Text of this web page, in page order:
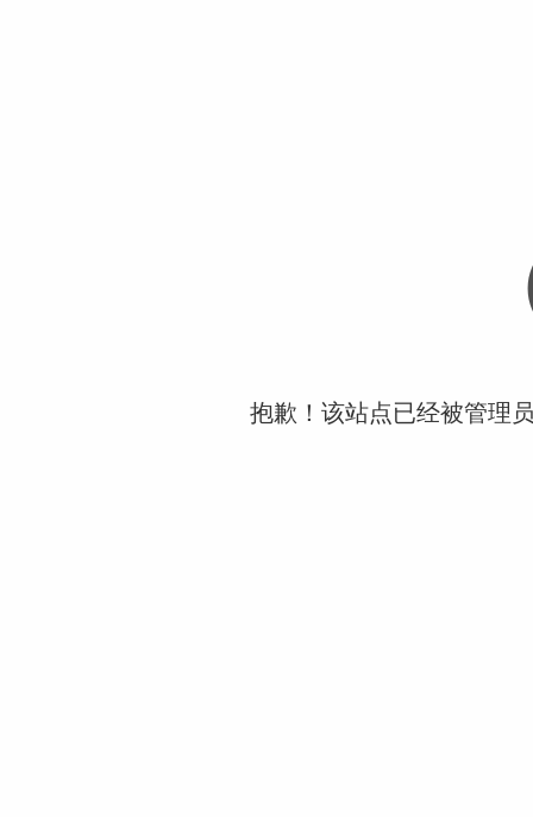
抱歉！该站点已经被管理